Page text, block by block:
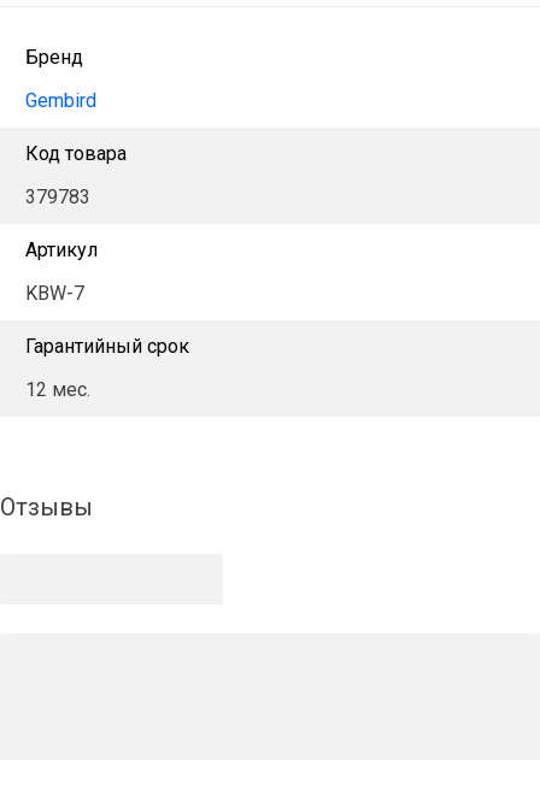
Бренд
Gembird
Код товара
379783
Артикул
KBW-7
Гарантийный срок
12 мес.
Отзывы